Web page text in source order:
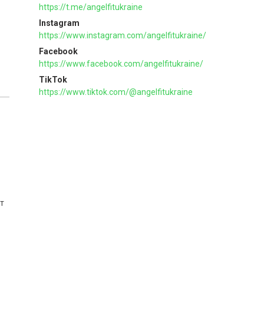
https://t.me/angelfitukraine
Instagram
https://www.instagram.com/angelfitukraine/
Facebook
https://www.facebook.com/angelfitukraine/
TikTok
https://www.tiktok.com/@angelfitukraine